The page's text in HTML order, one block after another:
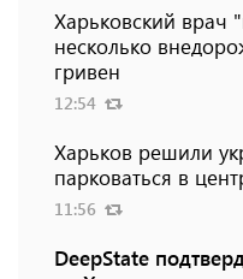
Харьковский врач
несколько
гривен
12:54
Харьков решили
парковаться в
11:56
DeepState